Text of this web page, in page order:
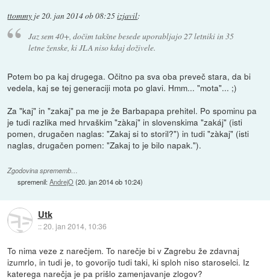
ttommy je20. jan 2014 ob 08:25izjavil:
Jaz sem 40+, dočim takšne besede uporabljajo 27 letniki in 35
letne ženske, ki JLA niso kdaj doživele.
Potem bo pa kaj drugega. Očitno pa sva oba preveč stara, da bi
vedela, kaj se tej generaciji mota po glavi. Hmm... "mota"... ;)
Za "kaj" in "zakaj" pa me je že Barbapapa prehitel. Po spominu pa
je tudi razlika med hrvaškim "zàkaj" in slovenskima "zakáj" (isti
pomen, drugačen naglas: "Zakaj si to storil?") in tudi "zàkaj" (isti
naglas, drugačen pomen: "Zakaj to je bilo napak.").
Zgodovina sprememb…
spremenil:AndrejO(20. jan 2014 ob 10:24)
Utk
::20. jan 2014, 10:36
To nima veze z narečjem. To narečje bi v Zagrebu že zdavnaj
izumrlo, in tudi je, to govorijo tudi taki, ki sploh niso staroselci. Iz
katerega narečja je pa prišlo zamenjavanje zlogov?